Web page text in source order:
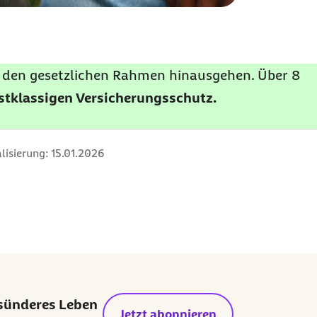
gesetzlichen Rahmen hinausgehen. Über 8
Versicherungsschutz.
15.01.2026
Leben
Jetzt abonnieren